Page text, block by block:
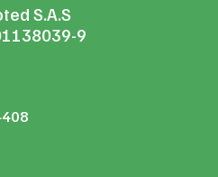
S.A.S
9